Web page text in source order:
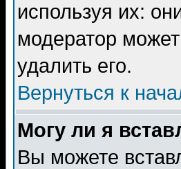
используя их:
модератор
удалить его.
Вернуться к
Могу ли я
Вы можете